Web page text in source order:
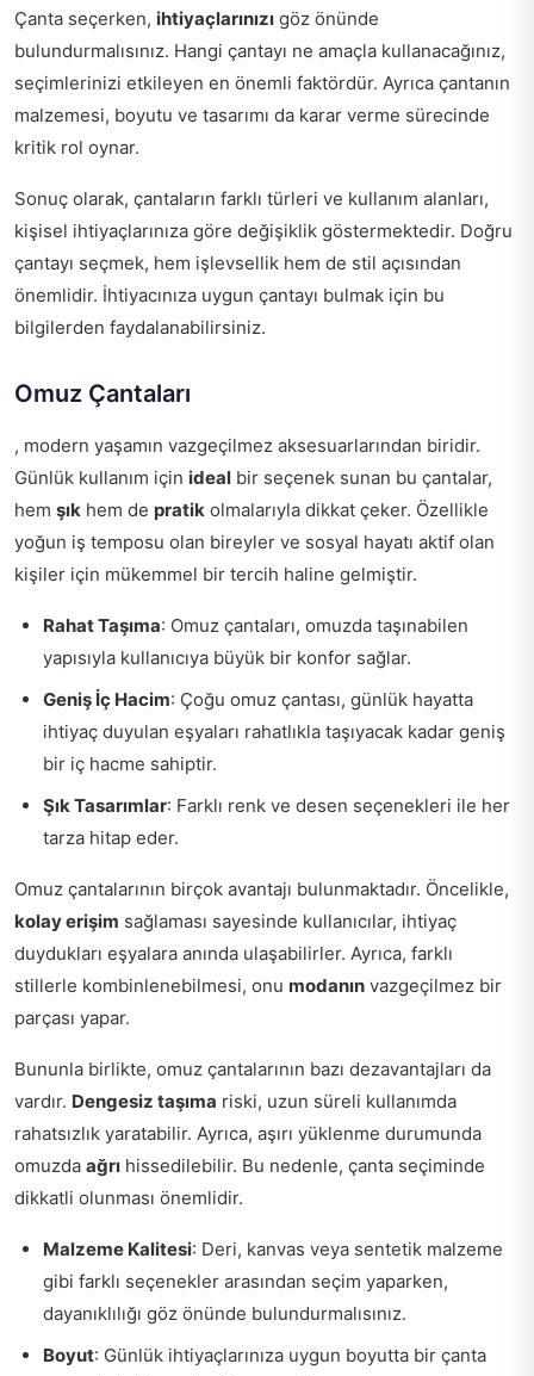
Çanta seçerken, ihtiyaçlarınızı göz önünde
bulundurmalısınız. Hangi çantayı ne amaçla kullanacağınız,
seçimlerinizi etkileyen en önemli faktördür. Ayrıca çantanın
malzemesi, boyutu ve tasarımı da karar verme sürecinde
kritik rol oynar.
Sonuç olarak, çantaların farklı türleri ve kullanım alanları,
kişisel ihtiyaçlarınıza göre değişiklik göstermektedir. Doğru
çantayı seçmek, hem işlevsellik hem de stil açısından
önemlidir. İhtiyacınıza uygun çantayı bulmak için bu
bilgilerden faydalanabilirsiniz.
Omuz Çantaları
, modern yaşamın vazgeçilmez aksesuarlarından biridir.
Günlük kullanım için ideal bir seçenek sunan bu çantalar,
hem şık hem de pratik olmalarıyla dikkat çeker. Özellikle
yoğun iş temposu olan bireyler ve sosyal hayatı aktif olan
kişiler için mükemmel bir tercih haline gelmiştir.
Rahat Taşıma: Omuz çantaları, omuzda taşınabilen
yapısıyla kullanıcıya büyük bir konfor sağlar.
Geniş İç Hacim: Çoğu omuz çantası, günlük hayatta
ihtiyaç duyulan eşyaları rahatlıkla taşıyacak kadar geniş
bir iç hacme sahiptir.
Şık Tasarımlar: Farklı renk ve desen seçenekleri ile her
tarza hitap eder.
Omuz çantalarının birçok avantajı bulunmaktadır. Öncelikle,
kolay erişim sağlaması sayesinde kullanıcılar, ihtiyaç
duydukları eşyalara anında ulaşabilirler. Ayrıca, farklı
stillerle kombinlenebilmesi, onu modanın vazgeçilmez bir
parçası yapar.
Bununla birlikte, omuz çantalarının bazı dezavantajları da
vardır. Dengesiz taşıma riski, uzun süreli kullanımda
rahatsızlık yaratabilir. Ayrıca, aşırı yüklenme durumunda
omuzda ağrı hissedilebilir. Bu nedenle, çanta seçiminde
dikkatli olunması önemlidir.
Malzeme Kalitesi: Deri, kanvas veya sentetik malzeme
gibi farklı seçenekler arasından seçim yaparken,
dayanıklılığı göz önünde bulundurmalısınız.
Boyut: Günlük ihtiyaçlarınıza uygun boyutta bir çanta